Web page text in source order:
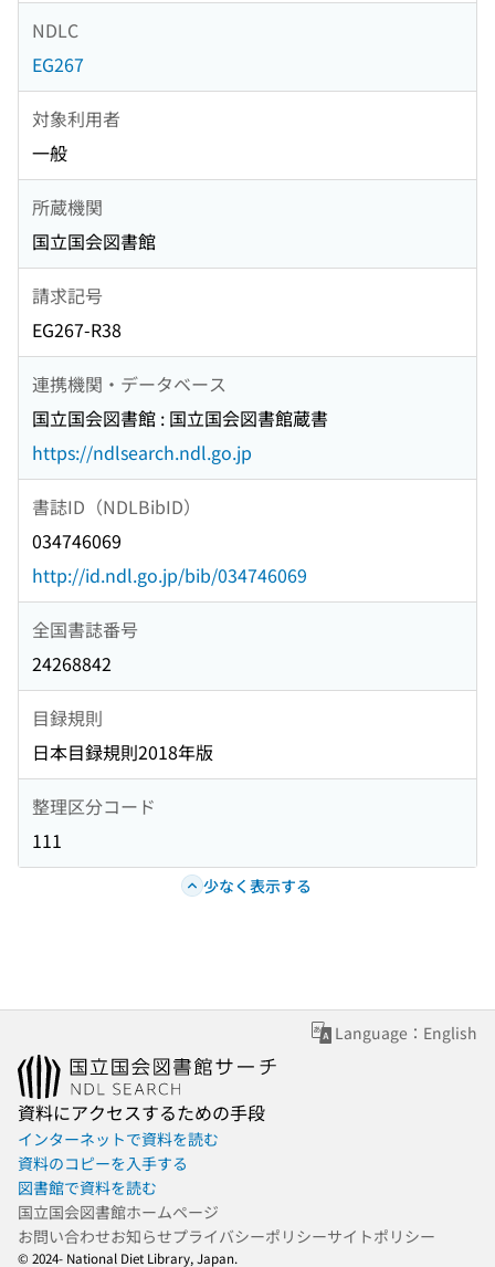
NDLC
EG267
対象利用者
一般
所蔵機関
国立国会図書館
請求記号
EG267-R38
連携機関・データベース
国立国会図書館 : 国立国会図書館蔵書
https://ndlsearch.ndl.go.jp
書誌ID（NDLBibID）
034746069
http://id.ndl.go.jp/bib/034746069
全国書誌番号
24268842
目録規則
日本目録規則2018年版
整理区分コード
111
少なく表示する
Language：English
資料にアクセスするための手段
インターネットで資料を読む
資料のコピーを入手する
図書館で資料を読む
国立国会図書館ホームページ
お問い合わせお知らせプライバシーポリシーサイトポリシー
© 2024- National Diet Library, Japan.